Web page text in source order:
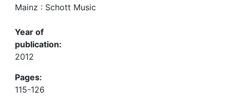
Mainz : Schott Music
Year of
publication:
2012
Pages:
115-126